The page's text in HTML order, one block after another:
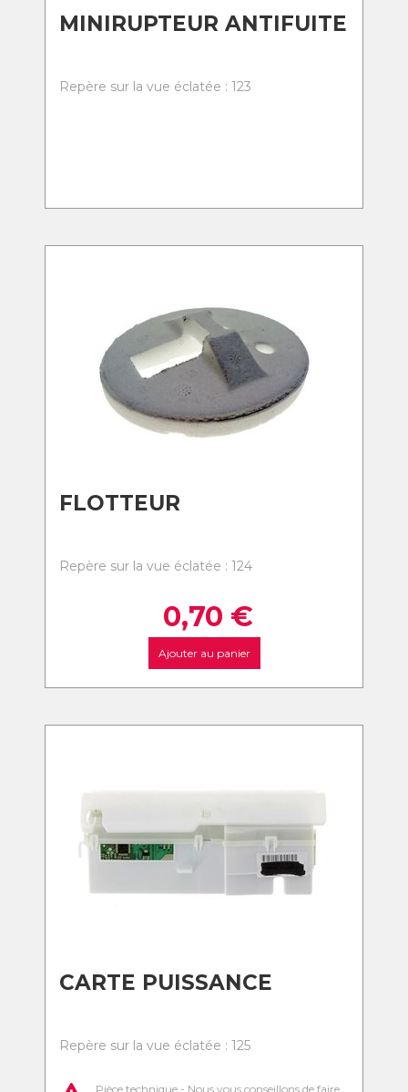
MINIRUPTEUR ANTIFUITE
Repère sur la vue éclatée : 123
FLOTTEUR
Repère sur la vue éclatée : 124
0,70 €
Ajouter au panier
CARTE PUISSANCE
Repère sur la vue éclatée : 125
Pièce technique - Nous vous conseillons de faire